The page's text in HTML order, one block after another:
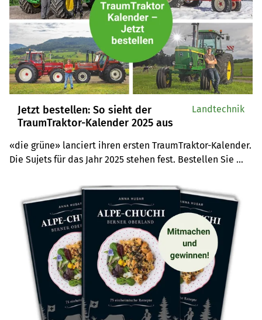
Jetzt bestellen: So sieht der
TraumTraktor-Kalender 2025 aus
«die grüne» lanciert ihren ersten TraumTraktor-Kalender.
Die Sujets für das Jahr 2025 stehen fest. Bestellen Sie
Landtechnik